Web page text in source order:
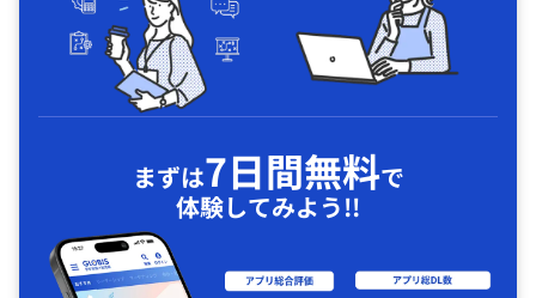
まずは7日間無料で
体験してみよう!!